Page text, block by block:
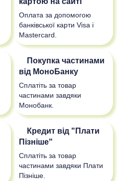
Оплата за допомогою
банківської карти Visa і
Mastercard.
Покупка частинами
від МоноБанку
Сплатіть за товар
частинами завдяки
Монобанк.
Кредит від "Плати
Пізніше"
Сплатіть за товар
частинами завдяки Плати
Пізніше.